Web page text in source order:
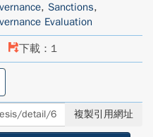
, Sanctions,
Evaluation
下載：1
複製引用網址